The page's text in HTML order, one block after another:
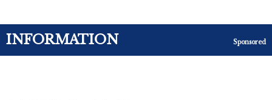
INFORMATION Sponsored